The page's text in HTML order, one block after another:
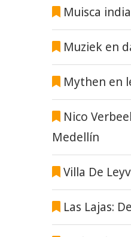
Muisca
Muziek en
Mythen en
Nico
Medellín
Villa De
Las Lajas: